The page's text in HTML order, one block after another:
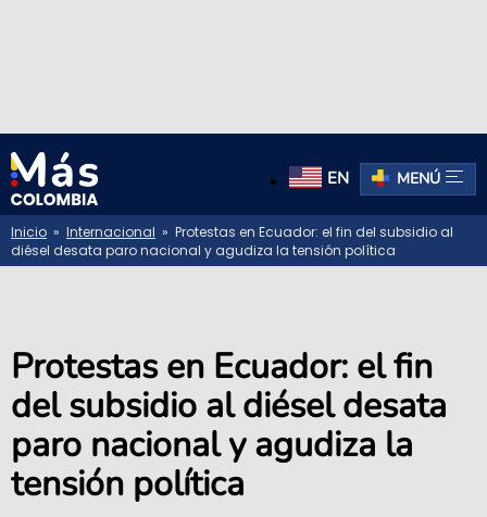
EN MENÚ
Inicio » Internacional » Protestas en Ecuador: el fin del subsidio al
diésel desata paro nacional y agudiza la tensión política
Protestas en Ecuador: el fin
del subsidio al diésel desata
paro nacional y agudiza la
tensión política